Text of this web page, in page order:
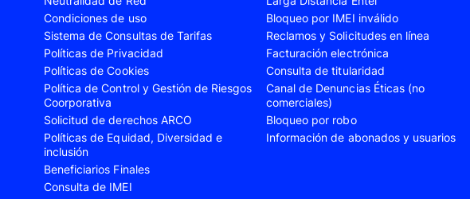
Samsung Galaxy A23 Samsung Galaxy A24 Samsung Galaxy A25
Samsung Galaxy A35 Samsung Galaxy A52 Samsung Galaxy A52s
Samsung Galaxy A55 Samsung Galaxy S20 Fe Samsung Galaxy S21 Fe
Samsung Galaxy S22 Ultra Samsung Galaxy S23 Samsung Galaxy S23 Plus
Samsung Galaxy S24 Samsung Galaxy S24 Plus Samsung Galaxy S24 Ultra
Samsung Galaxy Z Flip 5 Samsung Galaxy Z Fold 5
VIVO V30 SE
Condiciones de uso
Sistema de Consultas de Tarifas
Políticas de Privacidad
Políticas de Cookies
Política de Control y Gestión de Riesgos
Coorporativa
Solicitud de derechos ARCO
Políticas de Equidad, Diversidad e
inclusión
Beneficiarios Finales
Consulta de IMEI
Bloqueo por IMEI inválido
Reclamos y Solicitudes en línea
Facturación electrónica
Consulta de titularidad
Canal de Denuncias Éticas (no
comerciales)
Bloqueo por robo
Información de abonados y usuarios